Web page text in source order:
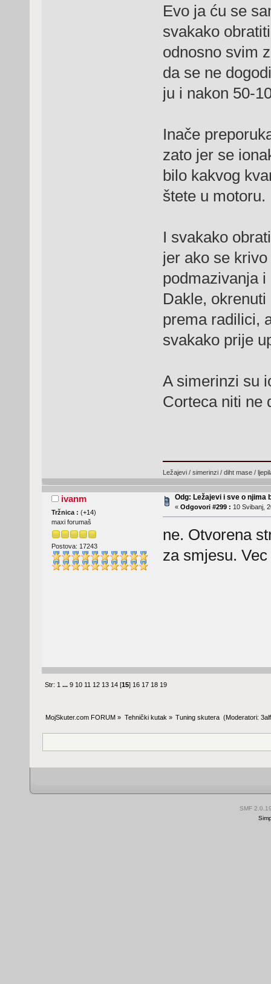
Evo ja ću se
svakako
odnosno svim
da se ne
ju i nakon 50-
Inače
zato jer se
bilo kakvog
štete u motoru.
I svakako
jer ako se
podmazivanja
Dakle,
prema radilici,
svakako prije
A simerinzi su
Corteca niti ne
Ležajevi / simerinzi / diht mase /
ivanm
Tržnica : (+14)
maxi forumaš
Postova: 17243
Odg: Ležajevi i sve o njima
« Odgovori #299 : 10 Svibanj,
ne. Otvorena
za smjesu.
Str: 1 ...9 10 11 12 13 14 [15] 16 17 18 19
MojSkuter.com FORUM » Tehnički kutak » Tuning skutera (Moderatori:
SMF